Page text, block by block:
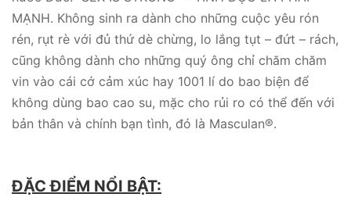
MẠNH. Không sinh ra dành cho những cuộc yêu rón
rén, rụt rè với đủ thứ dè chừng, lo lắng tụt – đứt – rách,
cũng không dành cho những quý ông chỉ chăm chăm
vin vào cái cớ cảm xúc hay 1001 lí do bao biện để
không dùng bao cao su, mặc cho rủi ro có thể đến với
bản thân và chính bạn tình, đó là Masculan®.
ĐẶC ĐIỂM NỔI BẬT: